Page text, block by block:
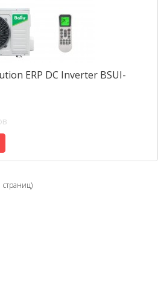
ERP DC Inverter BSUI-
страниц)